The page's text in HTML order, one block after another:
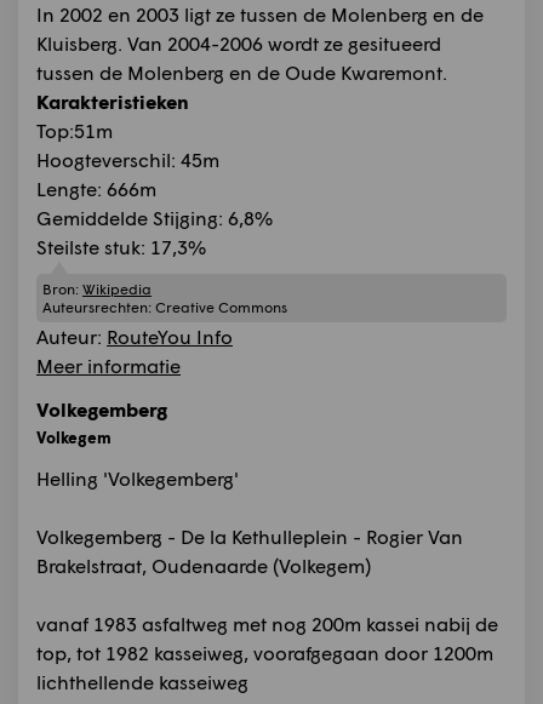
In 2002 en 2003 ligt ze tussen de Molenberg en de
Kluisberg. Van 2004-2006 wordt ze gesitueerd
tussen de Molenberg en de Oude Kwaremont.
Karakteristieken
Top:51m
Hoogteverschil: 45m
Lengte: 666m
Gemiddelde Stijging: 6,8%
Steilste stuk: 17,3%
Bron: Wikipedia
Auteursrechten: Creative Commons
Auteur: RouteYou Info
Meer informatie
Volkegemberg
Volkegem
Helling 'Volkegemberg'
Volkegemberg - De la Kethulleplein - Rogier Van
Brakelstraat, Oudenaarde (Volkegem)
vanaf 1983 asfaltweg met nog 200m kassei nabij de
top, tot 1982 kasseiweg, voorafgegaan door 1200m
lichthellende kasseiweg